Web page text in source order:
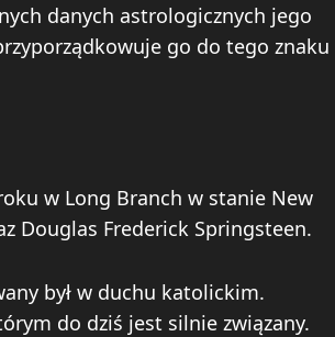
danych astrologicznych jego
go do tego znaku
w Long Branch w stanie New
Douglas Frederick Springsteen.
był w duchu katolickim.
do dziś jest silnie związany.